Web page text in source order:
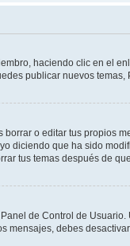
haciendo clic en el
publicar nuevos temas,
o editar tus propios
diciendo que ha sido
tus temas después de
de Control de
mensajes, debes